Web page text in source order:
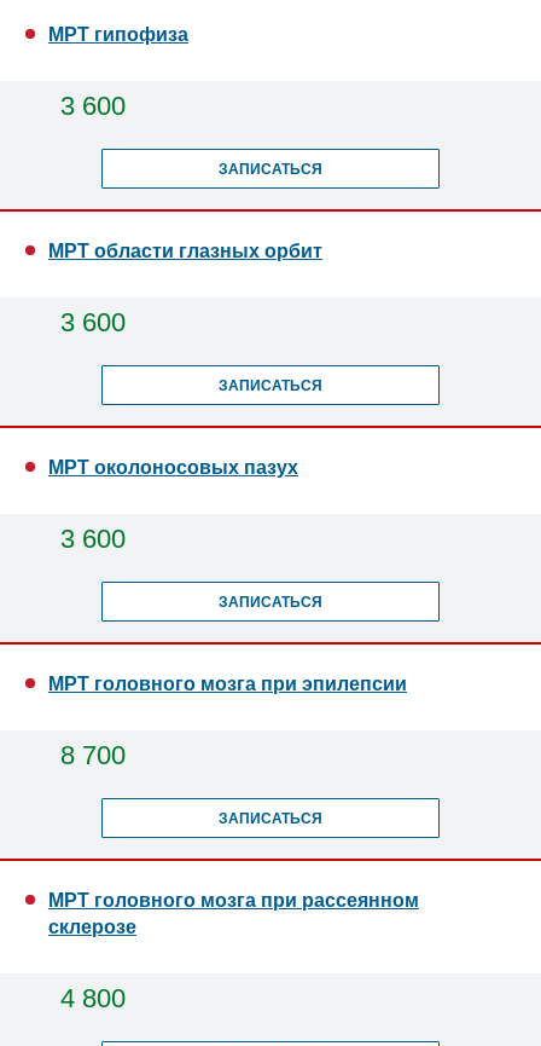
МРТ гипофиза
3 600
ЗАПИСАТЬСЯ
МРТ области глазных орбит
3 600
ЗАПИСАТЬСЯ
МРТ околоносовых пазух
3 600
ЗАПИСАТЬСЯ
МРТ головного мозга при эпилепсии
8 700
ЗАПИСАТЬСЯ
МРТ головного мозга при рассеянном
склерозе
4 800